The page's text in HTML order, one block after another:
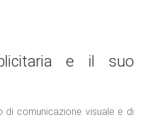
e il suo
di comunicazione visuale e di